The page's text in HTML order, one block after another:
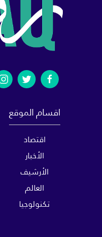
اقسام الموقع
اقتصاد
الأخبار
الأرشيف
العالم
تكنولوجيا